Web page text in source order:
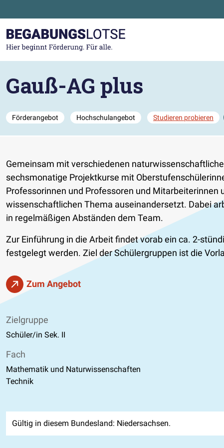
Zur Startseite gehen
Gauß-AG plus
Förderangebot Hochschulangebot Studieren probieren
Gemeinsam mit verschiedenen
sechsmonatige Projektkurse mit
Professorinnen und Professoren und
wissenschaftlichen Thema auseinandersetzt. Dabei
in regelmäßigen Abständen dem Team.
Zur Einführung in die Arbeit findet vorab ein ca. 2-
festgelegt werden. Ziel der Schülergruppen ist die
Zum Angebot
Zielgruppe
Schüler/in Sek. II
Fach
Mathematik und Naturwissenschaften
Technik
Gültig in diesem Bundesland: Niedersachsen.